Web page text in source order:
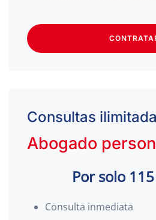
Consultas
Abogado
Por solo
Consulta inmediata